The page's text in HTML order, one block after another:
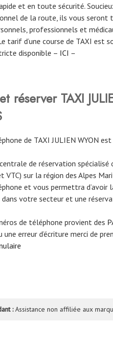
et en toute sécurité.
de la route, ils vous seront
professionnels et
tarif d’une course de TAXI est
disponible – ICI –
réserver TAXI
de TAXI JULIEN WYON
de réservation
VTC) sur la région des Alpes
et vous permettra d’avoir
dans votre secteur et une
de téléphone provient des
erreur d’écriture merci de
:Assistance non affiliée aux